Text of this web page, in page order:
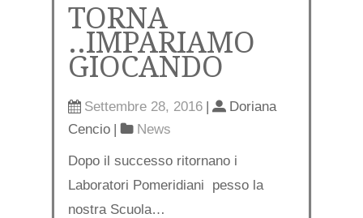
TORNA
..IMPARIAMO
GIOCANDO
Settembre 28, 2016 |
Doriana
Cencio | News
Dopo il successo ritornano i
Laboratori Pomeridiani pesso la
nostra Scuola…